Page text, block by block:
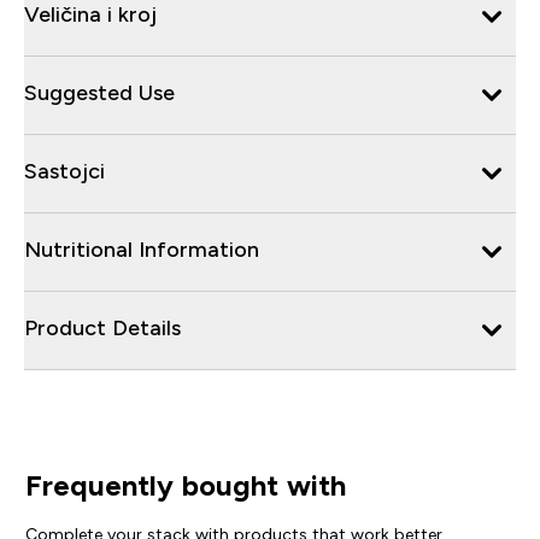
Veličina i kroj
Suggested Use
Sastojci
Nutritional Information
Product Details
Frequently bought with
Complete your stack with products that work better